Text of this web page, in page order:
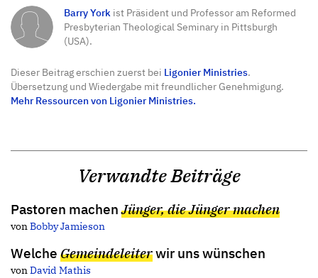
Barry York ist Präsident und Professor am Reformed
Presbyterian Theological Seminary in Pittsburgh
(USA).
Dieser Beitrag erschien zuerst bei Ligonier Ministries.
Übersetzung und Wiedergabe mit freundlicher Genehmigung.
Mehr Ressourcen von Ligonier Ministries.
Verwandte Beiträge
Pastoren machenJünger, die Jünger machen
vonBobby Jamieson
Welche Gemeindeleiterwir uns wünschen
vonDavid Mathis